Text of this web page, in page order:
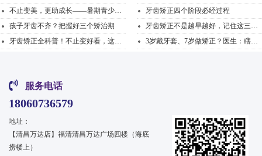
不止变美，更助成长——暑期青少年正畸，解锁牙齿蜕变...
牙齿矫正四个阶段必经过程
孩子牙齿不齐？把握好三个矫治期
牙齿矫正不是越早越好，记住这三个阶段的要点
牙齿矫正全科普！不止变好看，这才是矫正的真正意义
3岁戴牙套、7岁做矫正？医生：瞎跟风比不矫正更可怕！
服务电话
18060736579
地址：
【清昌万达店】福清清昌万达广场四楼（海底
捞楼上）